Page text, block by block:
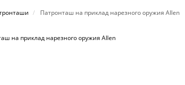
Патронташ на приклад нарезного оружия Allen